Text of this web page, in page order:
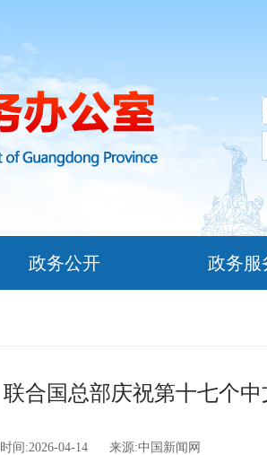
政务公开 政务服
联合国总部庆祝第十七个中
时间:2026-04-14 来源:中国新闻网